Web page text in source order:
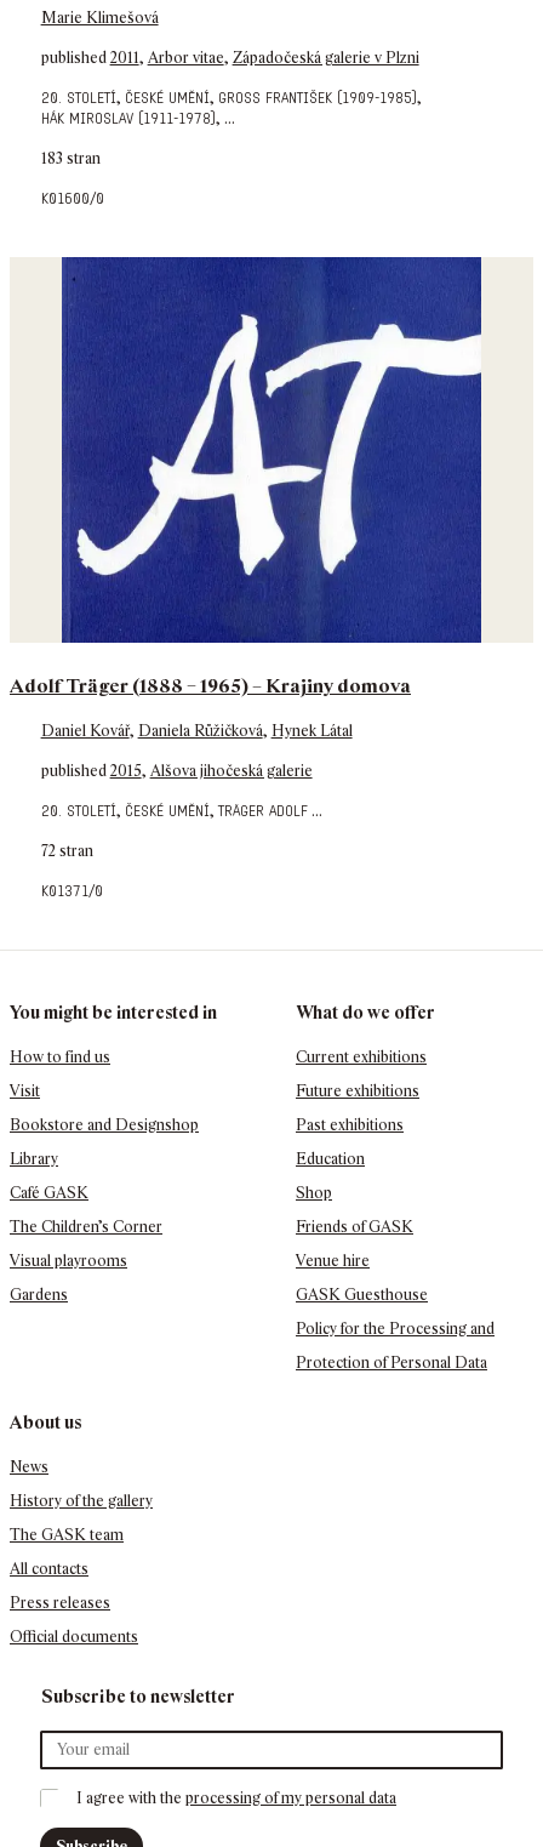
Marie Klimešová
published 2011, Arbor vitae, Západočeská galerie v Plzni
20. století, české umění, gross františek (1909-1985),
hák miroslav (1911-1978), ...
183 stran
k01600/0
Adolf Träger (1888 – 1965) – Krajiny domova
Daniel Kovář, Daniela Růžičková, Hynek Látal
published 2015, Alšova jihočeská galerie
20. století, české umění, träger adolf...
72 stran
k01371/0
You might be interested in
How to find us
Visit
Bookstore and Designshop
Library
Café GASK
The Children’s Corner
Visual playrooms
Gardens
What do we offer
Current exhibitions
Future exhibitions
Past exhibitions
Education
Shop
Friends of GASK
Venue hire
GASK Guesthouse
Policy for the Processing and
Protection of Personal Data
About us
News
History of the gallery
The GASK team
All contacts
Press releases
Official documents
Subscribe to newsletter
I agree with the processing of my personal data